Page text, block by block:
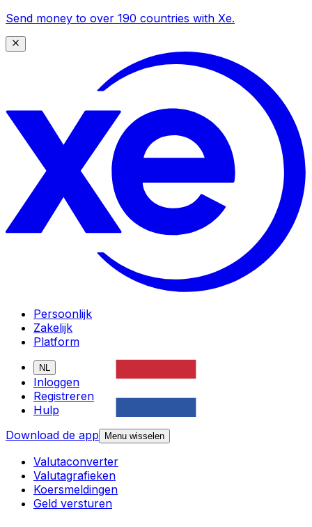
Send money to over 190 countries with Xe.
Persoonlijk
Zakelijk
Platform
NL
Inloggen
Registreren
Hulp
Download de app
Menu wisselen
Valutaconverter
Valutagrafieken
Koersmeldingen
Geld versturen